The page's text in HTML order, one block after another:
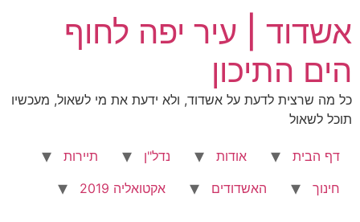
לתוכן
אשדוד | עיר יפה לחוף
הים התיכון
כל מה שרצית לדעת על אשדוד, ולא ידעת את מי לשאול, מעכשיו
תוכל לשאול
דף הבית אודות נדל"ן
תיירות
חינוך
האשדודים אקטואליה 2019